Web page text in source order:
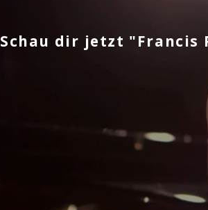
Schau dir jetzt "Francis